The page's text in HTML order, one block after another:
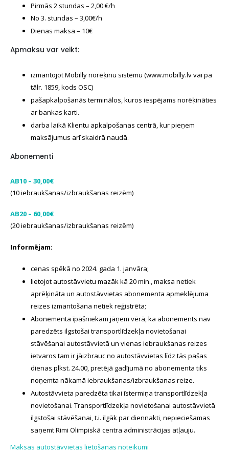
Pirmās 2 stundas – 2,00 €/h
No 3. stundas – 3,00€/h
Dienas maksa – 10€
Apmaksu var veikt:
izmantojot Mobilly norēķinu sistēmu (www.mobilly.lv vai pa
tālr. 1859, kods OSC)
pašapkalpošanās terminālos, kuros iespējams norēķināties
ar bankas karti.
darba laikā Klientu apkalpošanas centrā, kur pieņem
maksājumus arī skaidrā naudā.
Abonementi
AB10 – 30,00€
(10 iebraukšanas/izbraukšanas reizēm)
AB20 – 60,00€
(20 iebraukšanas/izbraukšanas reizēm)
Informējam:
cenas spēkā no 2024. gada 1. janvāra;
lietojot autostāvvietu mazāk kā 20 min., maksa netiek
aprēķināta un autostāvvietas abonementa apmeklējuma
reizes izmantošana netiek reģistrēta;
Abonementa īpašniekam jāņem vērā, ka abonements nav
paredzēts ilgstošai transportlīdzekļa novietošanai
stāvēšanai autostāvvietā un vienas iebraukšanas reizes
ietvaros tam ir jāizbrauc no autostāvvietas līdz tās pašas
dienas plkst. 24.00, pretējā gadījumā no abonementa tiks
noņemta nākamā iebraukšanas/izbraukšanas reize.
Autostāvvieta paredzēta tikai īstermiņa transportlīdzekļa
novietošanai. Transportlīdzekļa novietošanai autostāvvietā
ilgstošai stāvēšanai, t.i. ilgāk par diennakti, nepieciešamas
saņemt Rimi Olimpiskā centra administrācijas atļauju.
Maksas autostāvvietas lietošanas noteikumi